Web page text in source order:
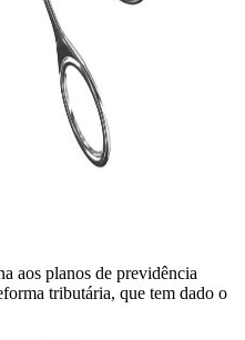
aos planos de previdência
tributária, que tem dado o